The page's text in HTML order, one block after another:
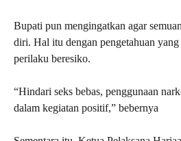
Bupati pun mengingatkan agar
diri. Hal itu dengan pengetahuan
perilaku beresiko.
“Hindari seks bebas, penggunaan
dalam kegiatan positif,” bebernya